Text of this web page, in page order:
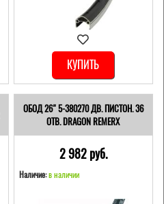
КУПИТЬ
ОБОД 26" 5-380270 ДВ. ПИСТОН. 36
ОТВ. DRAGON REMERX
2 982 pуб.
Наличие: в наличии